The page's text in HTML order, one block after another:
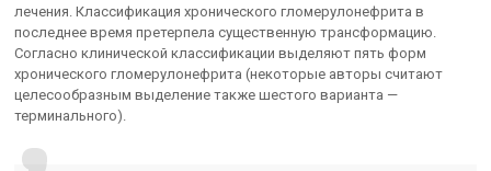
лечения. Классификация хронического гломерулонефрита в
последнее время претерпела существенную трансформацию.
Согласно клинической классификации выделяют пять форм
хронического гломерулонефрита (некоторые авторы считают
целесообразным выделение также шестого варианта —
терминального).